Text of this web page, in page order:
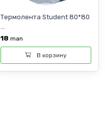
Термолента Student 80*80
...
18 man
В корзину